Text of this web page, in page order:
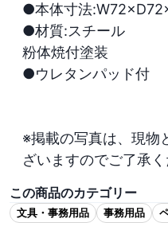
●本体寸法
●材質:スチール
粉体焼付塗装
●ウレタンパッド付
※掲載の写真は、現物
ざいますのでご了承く
この商品のカテゴリー
文具・事務用品 事務用品